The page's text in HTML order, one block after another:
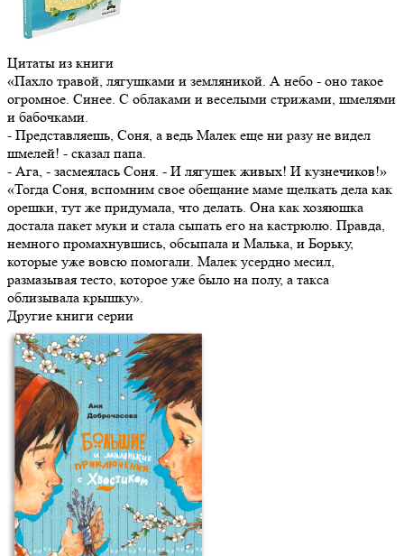
Цитаты из книги
«Пахло травой, лягушками и земляникой. А небо - оно такое
огромное. Синее. С облаками и веселыми стрижами, шмелями
и бабочками.
- Представляешь, Соня, а ведь Малек еще ни разу не видел
шмелей! - сказал папа.
- Ага, - засмеялась Соня. - И лягушек живых! И кузнечиков!»
«Тогда Соня, вспомним свое обещание маме щелкать дела как
орешки, тут же придумала, что делать. Она как хозяюшка
достала пакет муки и стала сыпать его на кастрюлю. Правда,
немного промахнувшись, обсыпала и Малька, и Борьку,
которые уже вовсю помогали. Малек усердно месил,
размазывая тесто, которое уже было на полу, а такса
облизывала крышку».
Другие книги серии